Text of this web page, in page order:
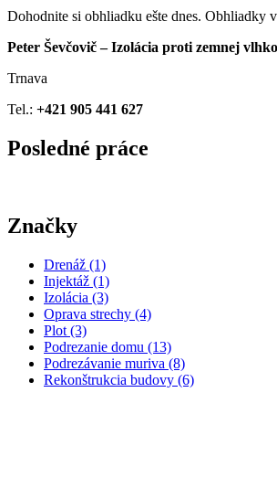
Dohodnite si obhliadku ešte dnes. Obhliadky
Peter Ševčovič – Izolácia proti zemnej
Trnava
Tel.: +421 905 441 627
Posledné práce
Značky
Drenáž (1)
Injektáž (1)
Izolácia (3)
Oprava strechy (4)
Plot (3)
Podrezanie domu (13)
Podrezávanie muriva (8)
Rekonštrukcia budovy (6)